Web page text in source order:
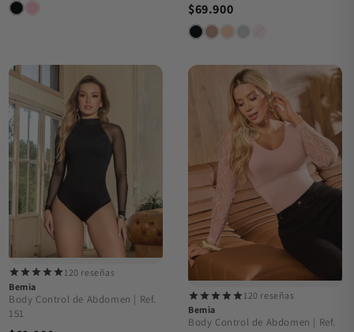
$69.900
120 reseñas
Bemia
Body Control de Abdomen | Ref.
151
120 reseñas
Bemia
Body Control de Abdomen | Ref.